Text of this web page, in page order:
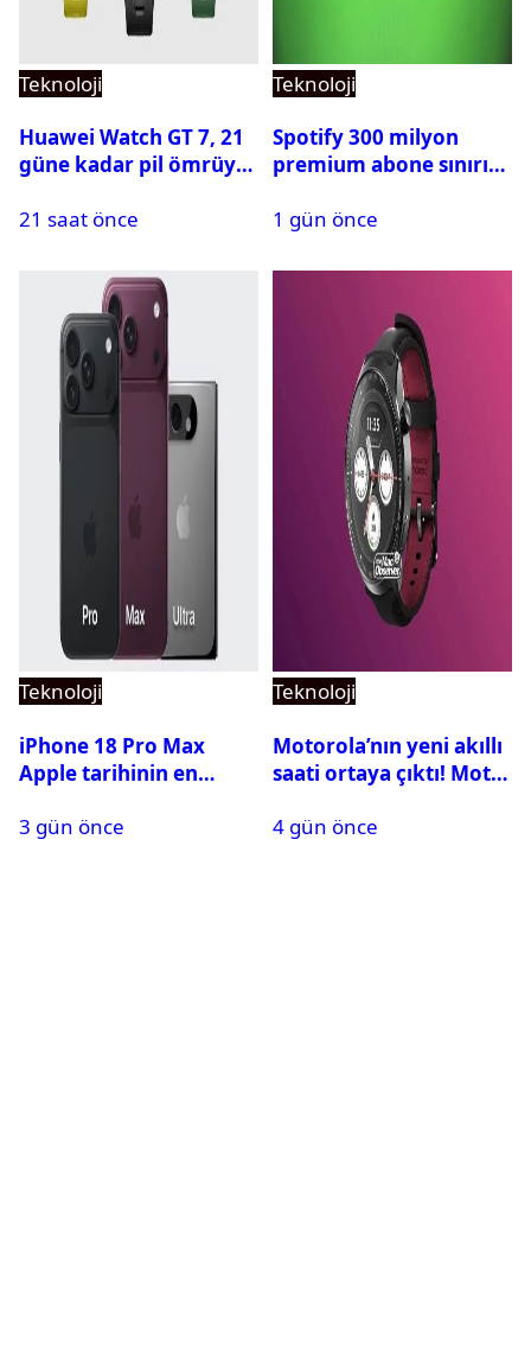
Teknoloji
Huawei Watch GT 7, 21
güne kadar pil ömrüyle
21 saat önce
Teknoloji
Spotify 300 milyon
premium abone sınırını
1 gün önce
Teknoloji
iPhone 18 Pro Max
Apple tarihinin en
3 gün önce
Teknoloji
Motorola’nın yeni akıllı
saati ortaya çıktı! Moto
görüntülendi
4 gün önce